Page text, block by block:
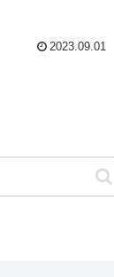
2023.09.01